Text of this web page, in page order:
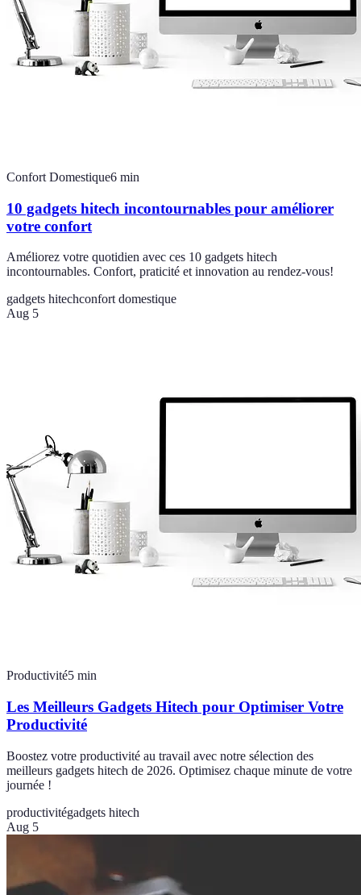
Confort Domestique6 min
10 gadgets hitech incontournables pour améliorer
votre confort
Améliorez votre quotidien avec ces 10 gadgets hitech
incontournables. Confort, praticité et innovation au rendez-vous!
gadgets hitechconfort domestique
Aug 5
Productivité5 min
Les Meilleurs Gadgets Hitech pour Optimiser Votre
Productivité
Boostez votre productivité au travail avec notre sélection des
meilleurs gadgets hitech de 2026. Optimisez chaque minute de votre
journée !
productivitégadgets hitech
Aug 5